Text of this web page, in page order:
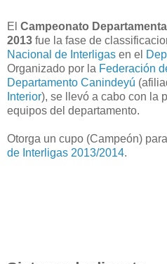
El Campeonato
2013 fue la fase de
Nacional de Interligas en el
Organizado por la Federación
Departamento Canindeyú
Interior), se llevó a cabo con la
equipos del departamento.
Otorga un cupo (Campeón)
de Interligas 2013/2014.